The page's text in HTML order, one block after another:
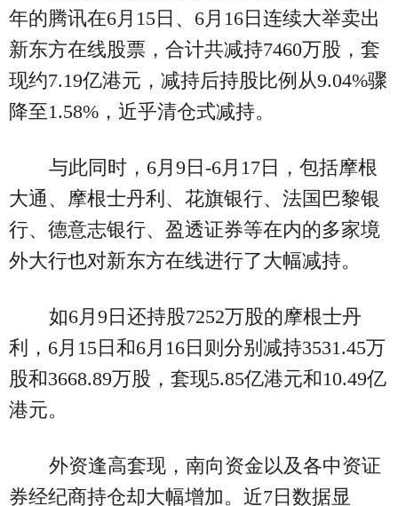
年的腾讯在6月15日、6月16日连续大举卖出
新东方在线股票，合计共减持7460万股，套
现约7.19亿港元，减持后持股比例从9.04%骤
降至1.58%，近乎清仓式减持。
与此同时，6月9日-6月17日，包括摩根
大通、摩根士丹利、花旗银行、法国巴黎银
行、德意志银行、盈透证券等在内的多家境
外大行也对新东方在线进行了大幅减持。
如6月9日还持股7252万股的摩根士丹
利，6月15日和6月16日则分别减持3531.45万
股和3668.89万股，套现5.85亿港元和10.49亿
港元。
外资逢高套现，南向资金以及各中资证
券经纪商持仓却大幅增加。近7日数据显